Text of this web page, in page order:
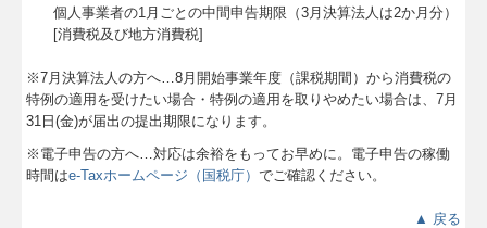
個人事業者の1月ごとの中間申告期限（3月決算法人は2か月分）
[消費税及び地方消費税]
※7月決算法人の方へ…8月開始事業年度（課税期間）から消費税の
特例の適用を受けたい場合・特例の適用を取りやめたい場合は、7月
31日(金)が届出の提出期限になります。
※電子申告の方へ…対応は余裕をもってお早めに。電子申告の稼働
時間はe-Taxホームページ（国税庁）でご確認ください。
▲ 戻る